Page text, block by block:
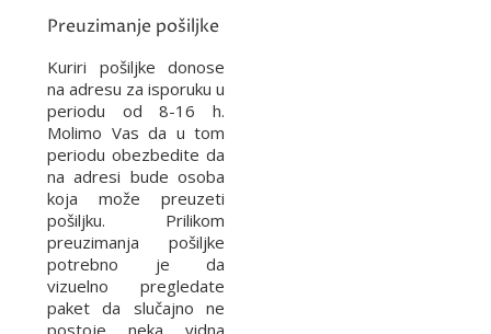
Preuzimanje pošiljke
Kuriri pošiljke donose
na adresu za isporuku u
periodu od 8-16 h.
Molimo Vas da u tom
periodu obezbedite da
na adresi bude osoba
koja može preuzeti
pošiljku. Prilikom
preuzimanja pošiljke
potrebno je da
vizuelno pregledate
paket da slučajno ne